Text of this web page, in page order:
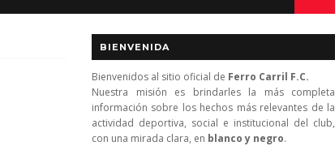
BIENVENIDA
Bienvenidos al sitio oficial de Ferro Carril F.C.
Nuestra misión es brindarles la más completa
información sobre los hechos más relevantes de la
actividad deportiva, social e institucional del club,
con una mirada clara, en blanco y negro.